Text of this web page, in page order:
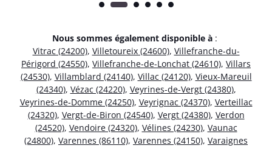
Nous sommes également disponible à :
Vitrac (24200), Villetoureix (24600), Villefranche-du-
Périgord (24550), Villefranche-de-Lonchat (24610), Villars
(24530), Villamblard (24140), Villac (24120), Vieux-Mareuil
(24340), Vézac (24220), Veyrines-de-Vergt (24380),
Veyrines-de-Domme (24250), Veyrignac (24370), Verteillac
(24320), Vergt-de-Biron (24540), Vergt (24380), Verdon
(24520), Vendoire (24320), Vélines (24230), Vaunac
(24800), Varennes (86110), Varennes (24150), Varaignes